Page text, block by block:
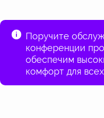
Поручите
конференции
обеспечим
комфорт для